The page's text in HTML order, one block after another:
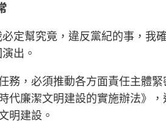
定幫究竟，違反黨紀的事，我
出。
務，必須推動各方面責任主體
代廉潔文明建設的實施辦法》
明建設。